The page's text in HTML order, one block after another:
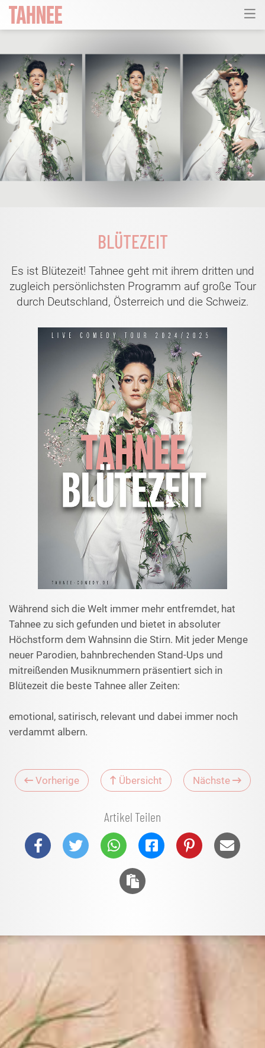
BLÜTEZEIT
Es ist Blütezeit! Tahnee geht mit ihrem dritten und
zugleich persönlichsten Programm auf große Tour
durch Deutschland, Österreich und die Schweiz.
Während sich die Welt immer mehr entfremdet, hat
Tahnee zu sich gefunden und bietet in absoluter
Höchstform dem Wahnsinn die Stirn. Mit jeder Menge
neuer Parodien, bahnbrechenden Stand-Ups und
mitreißenden Musiknummern präsentiert sich in
Blütezeit die beste Tahnee aller Zeiten:
emotional, satirisch, relevant und dabei immer noch
verdammt albern.
Vorherige Übersicht Nächste
Artikel Teilen